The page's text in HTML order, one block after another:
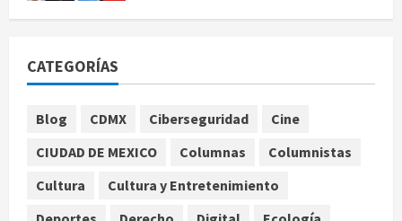
Detienen a ‘El Pony’ con fusil M4,
drogas y arsenal en carretera de
CATEGORÍAS
Blog CDMX Ciberseguridad
Cine
CIUDAD DE MEXICO
Columnas
Columnistas
Cultura
Cultura y Entretenimiento